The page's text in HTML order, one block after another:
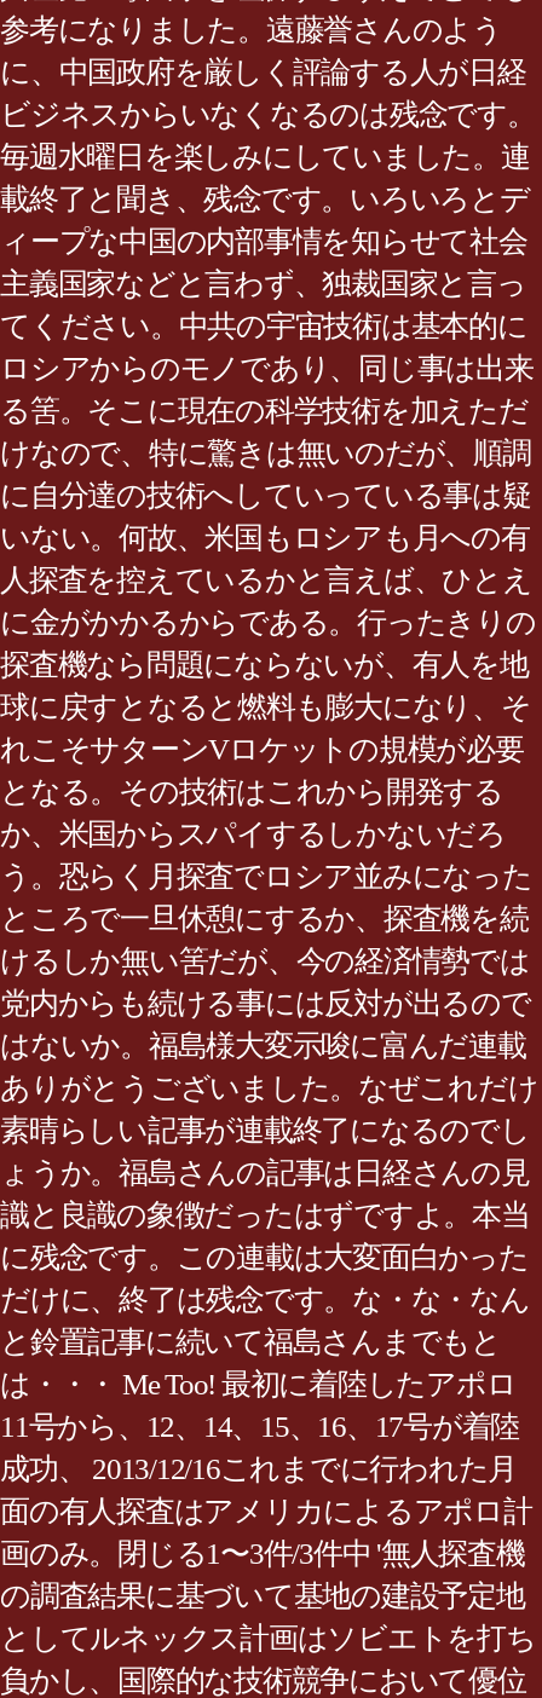
参考になりました。遠藤誉さんのよう
に、中国政府を厳しく評論する人が日経
ビジネスからいなくなるのは残念です。
毎週水曜日を楽しみにしていました。連
載終了と聞き、残念です。いろいろとデ
ィープな中国の内部事情を知らせて社会
主義国家などと言わず、独裁国家と言っ
てください。中共の宇宙技術は基本的に
ロシアからのモノであり、同じ事は出来
る筈。そこに現在の科学技術を加えただ
けなので、特に驚きは無いのだが、順調
に自分達の技術へしていっている事は疑
いない。何故、米国もロシアも月への有
人探査を控えているかと言えば、ひとえ
に金がかかるからである。行ったきりの
探査機なら問題にならないが、有人を地
球に戻すとなると燃料も膨大になり、そ
れこそサターンVロケットの規模が必要
となる。その技術はこれから開発する
か、米国からスパイするしかないだろ
う。恐らく月探査でロシア並みになった
ところで一旦休憩にするか、探査機を続
けるしか無い筈だが、今の経済情勢では
党内からも続ける事には反対が出るので
はないか。福島様大変示唆に富んだ連載
ありがとうございました。なぜこれだけ
素晴らしい記事が連載終了になるのでし
ょうか。福島さんの記事は日経さんの見
識と良識の象徴だったはずですよ。本当
に残念です。この連載は大変面白かった
だけに、終了は残念です。な・な・なん
と鈴置記事に続いて福島さんまでもと
は・・・ Me Too! 最初に着陸したアポロ
11号から、12、14、15、16、17号が着陸
成功、 2013/12/16これまでに行われた月
面の有人探査はアメリカによるアポロ計
画のみ。閉じる1〜3件/3件中 '無人探査機
の調査結果に基づいて基地の建設予定地
としてルネックス計画はソビエトを打ち
負かし、国際的な技術競争において優位